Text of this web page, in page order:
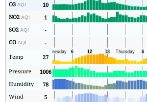
O3AQI 10
NO2AQI 1
SO2AQI -
COAQI -
Temp
27
Pressure
1006
Humidity
78
Wind
5